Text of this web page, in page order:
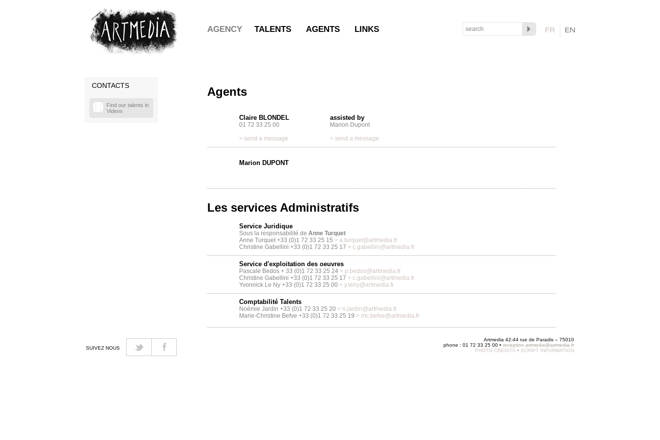
AGENCY TALENTS AGENTS LINKS
CONTACTS
Find our talents in
Videos
Agents
Claire BLONDEL
01 72 33 25 00
> send a message
assisted by
Marion Dupont
> send a message
Marion DUPONT
Les services Administratifs
Service Juridique
Sous la responsabilité de Anne Turquet
Anne Turquet +33 (0)1 72 33 25 15 > a.turquet@artmedia.fr
Christine Gabellini +33 (0)1 72 33 25 17 > c.gabellini@artmedia.fr
Service d'exploitation des oeuvres
Pascale Bedos + 33 (0)1 72 33 25 24 > p.bedos@artmedia.fr
Christine Gabellini +33 (0)1 72 33 25 17 > c.gabellini@artmedia.fr
Yvonnick Le Ny +33 (0)1 72 33 25 00 > y.leny@artmedia.fr
Comptabilité Talents
Noémie Jardin +33 (0)1 72 33 25 20 > n.jardin@artmedia.fr
Marie-Christine Befve +33 (0)1 72 33 25 19 > mc.befve@artmedia.fr
SUIVEZ NOUS
Artmedia 42-44 rue de Paradis – 75010
phone : 01 72 33 25 00 • reception.artmedia@artmedia.fr
PHOTO CREDITS • SCRIPT INFORMATION